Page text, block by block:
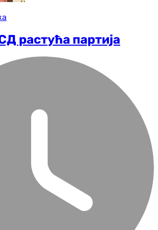
растућа партија